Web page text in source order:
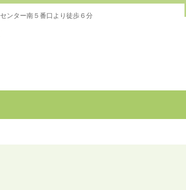
センター南５番口より徒歩６分